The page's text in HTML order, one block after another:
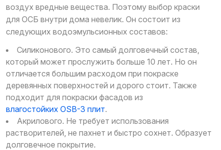
воздух вредные вещества. Поэтому выбор краски
для ОСБ внутри дома невелик. Он состоит из
следующих водоэмульсионных составов:
Силиконового. Это самый долговечный состав,
который может прослужить больше 10 лет. Но он
отличается большим расходом при покраске
деревянных поверхностей и дорого стоит. Также
подходит для покраски фасадов из
влагостойких OSB-3 плит.
Акрилового. Не требует использования
растворителей, не пахнет и быстро сохнет. Образует
долговечное покрытие.